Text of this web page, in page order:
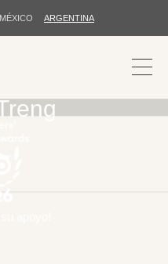
MÉXICO ARGENTINA